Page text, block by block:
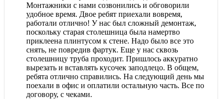
Монтажники с нами созвонились и обговорили
удобное время. Двое ребят приехали вовремя,
работали отлично! У нас был сложный демонтаж,
поскольку старая столешница была намертво
приклеена плинтусом к стене. Надо было все это
снять, не повредив фартук. Еще у нас сквозь
столешницу труба проходит. Пришлось аккуратно
вырезать и вставлять кусочек заподлецо. В общем,
ребята отлично справились. На следующий день мы
поехали в офис и оплатили остальную часть. Все по
договору, с чеками.